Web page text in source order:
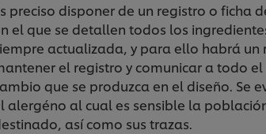
preciso disponer de un registro o ficha
el que se detallen todos los
actualizada, y para ello habrá un
el registro y comunicar a todo
que se produzca en el diseño. Se
alergéno al cual es sensible la
así como sus trazas.